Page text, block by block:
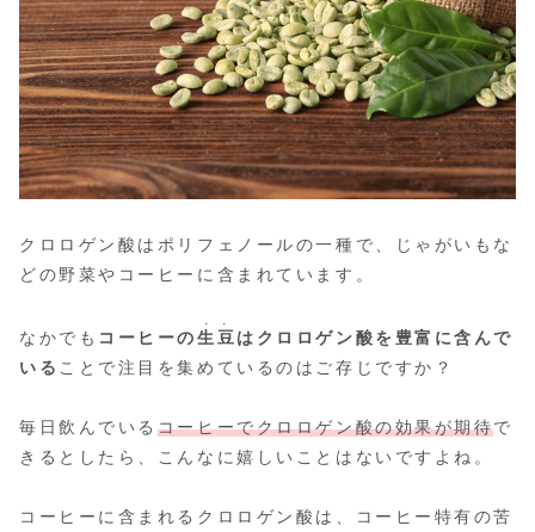
クロロゲン酸はポリフェノールの一種で、じゃがいもな
どの野菜やコーヒーに含まれています。
なかでも コーヒーの生豆
・・
はクロロゲン酸を豊富に含んで
いる ことで注目を集めているのはご存じですか？
毎日飲んでいる コーヒーでクロロゲン酸の効果が期待で
きるとしたら、こんなに嬉しいことはないですよね。
コーヒーに含まれるクロロゲン酸は、コーヒー特有の苦